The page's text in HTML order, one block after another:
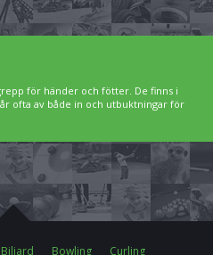
för händer och fötter. De finns i
ofta av både in och utbuktningar för
Biljard Bowling Curling